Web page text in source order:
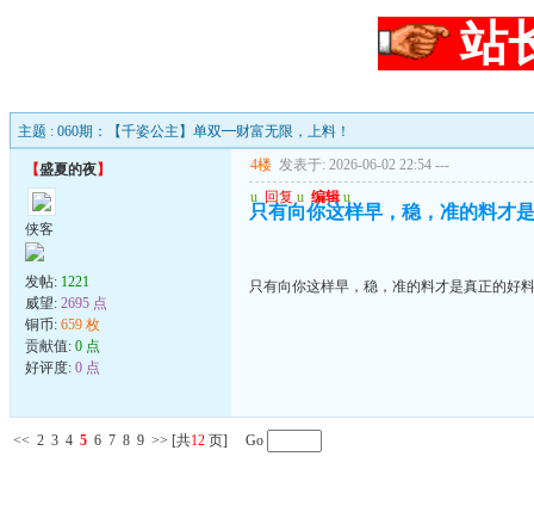
站
主题 : 060期：【千姿公主】单双━财富无限，上料！
【盛夏的夜】
侠客
发帖: 1221
威望: 2695 点
铜币: 659 枚
贡献值: 0 点
好评度: 0 点
4楼 发表于: 2026-06-02 22:54 ---
u 回复 u 编辑 u
只有向你这样早，稳，准的料才
只有向你这样早，稳，准的料才是真正的好料
<< 2 3 4 5 6 7 8 9 >> [共12 页] Go